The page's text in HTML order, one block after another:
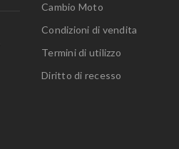
Cambio Moto
Condizioni di vendita
Termini di utilizzo
Diritto di recesso